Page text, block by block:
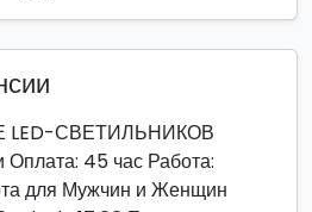
LED-СВЕТИЛЬНИКОВ
Оплата: 45 час Работа:
для Мужчин и Женщин